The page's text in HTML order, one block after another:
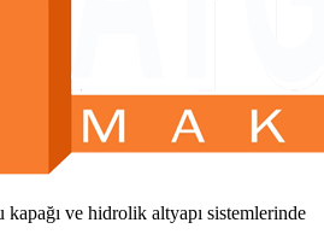
kapağı ve hidrolik altyapı sistemlerinde